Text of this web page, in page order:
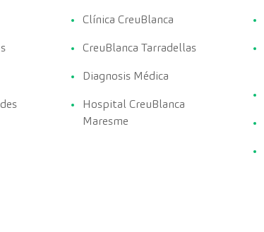
Clínica CreuBlanca
CreuBlanca Tarradellas
Diagnosis Médica
Hospital CreuBlanca
Maresme